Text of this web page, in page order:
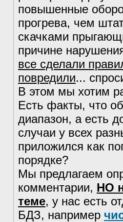
повышенные
прогрева, чем
скачками
причине
все сделали
повредили...
В этом мы хотим
Есть факты, что
диапазон, а есть
случаи у всех
приложился как
порядке?
Мы предлагаем
комментарии, НО
теме, у нас есть
БДЗ, например